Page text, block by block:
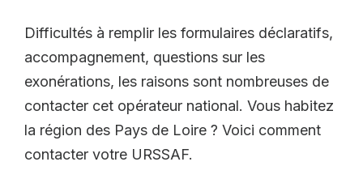
Difficultés à remplir les formulaires déclaratifs,
accompagnement, questions sur les
exonérations, les raisons sont nombreuses de
contacter cet opérateur national. Vous habitez
la région des Pays de Loire ? Voici comment
contacter votre URSSAF.